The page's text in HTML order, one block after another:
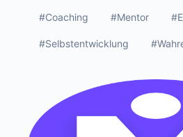
#Coaching #Mentor
#Selbstentwicklung